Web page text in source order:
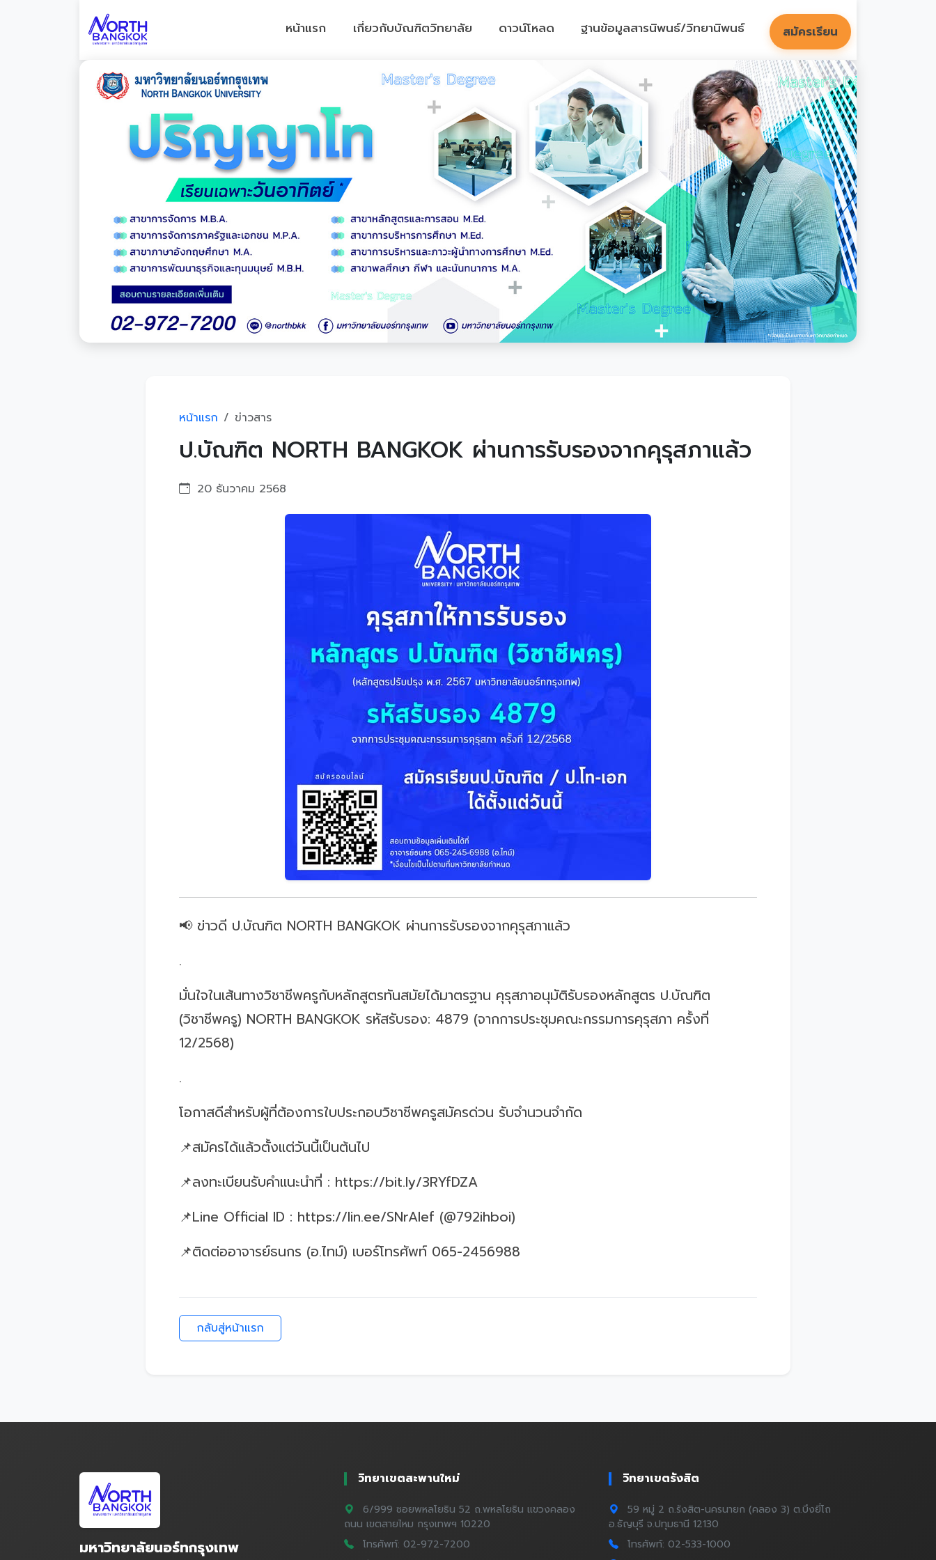
หน้าแรก เกี่ยวกับบัณฑิตวิทยาลัย ดาวน์โหลด ฐานข้อมูลสารนิพนธ์/วิทยานิพนธ์ สมัครเรียน
Next
หน้าแรก ข่าวสาร
ป.บัณฑิต NORTH BANGKOK ผ่านการรับรองจากคุรุสภาแล้ว
20 ธันวาคม 2568
📢 ข่าวดี ป.บัณฑิต NORTH BANGKOK ผ่านการรับรองจากคุรุสภาแล้ว
.
มั่นใจในเส้นทางวิชาชีพครูกับหลักสูตรทันสมัยได้มาตรฐาน คุรุสภาอนุมัติรับรองหลักสูตร ป.บัณฑิต
(วิชาชีพครู) NORTH BANGKOK รหัสรับรอง: 4879 (จากการประชุมคณะกรรมการคุรุสภา ครั้งที่
12/2568)
.
โอกาสดีสำหรับผู้ที่ต้องการใบประกอบวิชาชีพครูสมัครด่วน รับจำนวนจำกัด
📌สมัครได้แล้วตั้งแต่วันนี้เป็นต้นไป
📌ลงทะเบียนรับคำแนะนำที่ : https://bit.ly/3RYfDZA
📌Line Official ID : https://lin.ee/SNrAlef (@792ihboi)
📌ติดต่ออาจารย์ธนกร (อ.ไทม์) เบอร์โทรศัพท์ 065-2456988
กลับสู่หน้าแรก
มหาวิทยาลัยนอร์ทกรุงเทพ
วิทยาเขตสะพานใหม่
6/999 ซอยพหลโยธิน 52 ถ.พหลโยธิน แขวงคลอง
ถนน เขตสายไหม กรุงเทพฯ 10220
โทรศัพท์: 02-972-7200
วิทยาเขตรังสิต
59 หมู่ 2 ถ.รังสิต-นครนายก (คลอง 3) ต.บึงยี่โถ
อ.ธัญบุรี จ.ปทุมธานี 12130
โทรศัพท์: 02-533-1000